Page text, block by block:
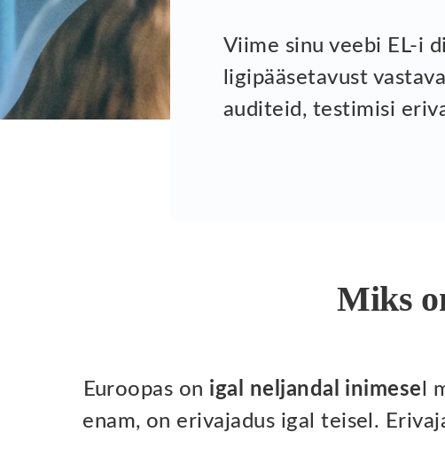
Viime sinu veebi EL-i
ligipääsetavust
auditeid, testimisi
Miks
Euroopas on igal neljandal inimese l
enam, on erivajadus igal teisel.